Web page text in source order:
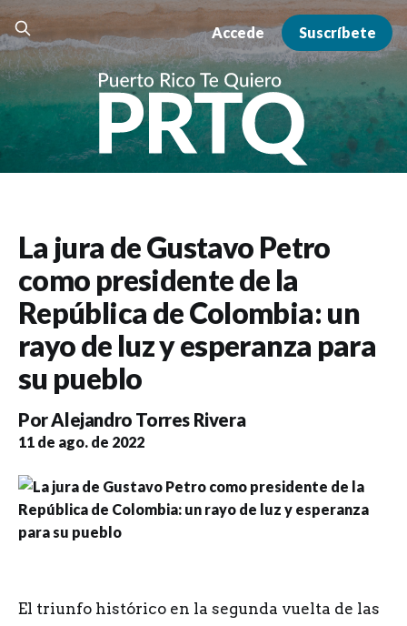
Accede Suscríbete
La jura de Gustavo Petro
como presidente de la
República de Colombia: un
rayo de luz y esperanza para
su pueblo
PorAlejandro Torres Rivera
11 de ago. de 2022
El triunfo histórico en la segunda vuelta de las